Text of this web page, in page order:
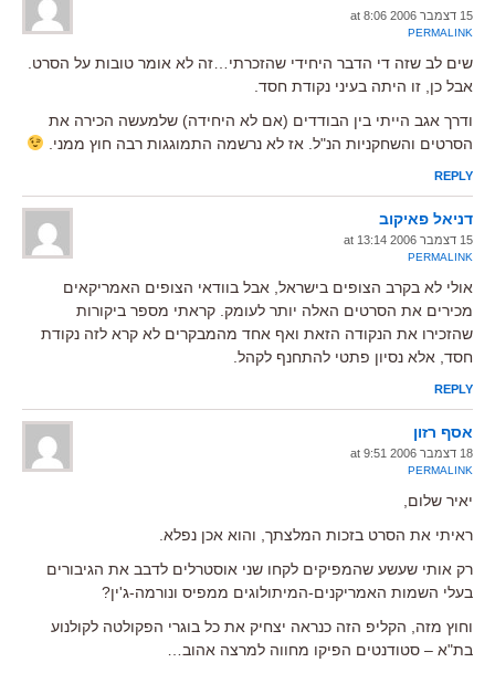
15 דצמבר 2006 at 8:06
PERMALINK
שים לב שזה די הדבר היחידי שהזכרתי…זה לא אומר טובות על הסרט.
אבל כן, זו היתה בעיני נקודת חסד.
ודרך אגב הייתי בין הבודדים (אם לא היחידה) שלמעשה הכירה את
הסרטים והשחקניות הנ"ל. אז לא נרשמה התמוגגות רבה חוץ ממני.
REPLY
דניאל פאיקוב
15 דצמבר 2006 at 13:14
PERMALINK
אולי לא בקרב הצופים בישראל, אבל בוודאי הצופים האמריקאים
מכירים את הסרטים האלה יותר לעומק. קראתי מספר ביקורות
שהזכירו את הנקודה הזאת ואף אחד מהמבקרים לא קרא לזה נקודת
חסד, אלא נסיון פתטי להתחנף לקהל.
REPLY
אסף רזון
18 דצמבר 2006 at 9:51
PERMALINK
יאיר שלום,
ראיתי את הסרט בזכות המלצתך, והוא אכן נפלא.
רק אותי שעשע שהמפיקים לקחו שני אוסטרלים לדבב את הגיבורים
בעלי השמות האמריקנים-המיתולוגים ממפיס ונורמה-ג'ין?
וחוץ מזה, הקליפ הזה כנראה יצחיק את כל בוגרי הפקולטה לקולנוע
בת"א – סטודנטים הפיקו מחווה למרצה אהוב…